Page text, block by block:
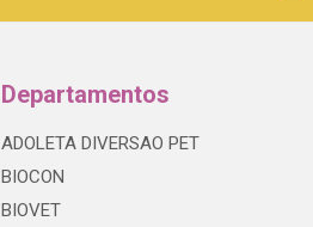
Departamentos
ADOLETA DIVERSAO PET
BIOCON
BIOVET